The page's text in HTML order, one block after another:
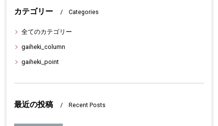
カテゴリー Categories
全てのカテゴリー
gaiheki_column
gaiheki_point
最近の投稿 Recent Posts